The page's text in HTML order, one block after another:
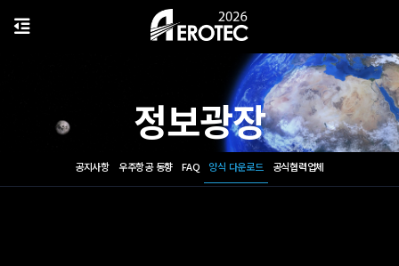
정보광장
공지사항 우주항공 동향 FAQ 양식 다운로드 공식협력업체